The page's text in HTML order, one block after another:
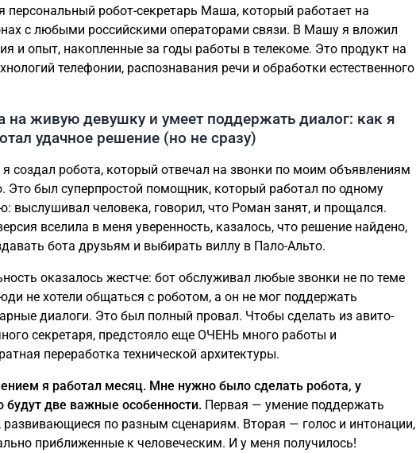
персональный робот-секретарь Маша, который работает на
с любыми российскими операторами связи. В Машу я вложил
и опыт, накопленные за годы работы в телекоме. Это продукт на
телефонии, распознавания речи и обработки естественного
на живую девушку и умеет поддержать диалог: как я
удачное решение (но не сразу)
создал робота, который отвечал на звонки по моим объявлениям
Это был суперпростой помощник, который работал по одному
выслушивал человека, говорил, что Роман занят, и прощался.
вселила в меня уверенность, казалось, что решение найдено,
бота друзьям и выбирать виллу в Пало-Альто.
оказалось жестче: бот обслуживал любые звонки не по теме
не хотели общаться с роботом, а он не мог поддержать
диалоги. Это был полный провал. Чтобы сделать из авито-
секретаря, предстояло еще ОЧЕНЬ много работы и
переработка технической архитектуры.
я работал месяц. Мне нужно было сделать робота, у
будут две важные особенности. Первая — умение поддержать
развивающиеся по разным сценариям. Вторая — голос и интонации,
приближенные к человеческим. И у меня получилось!